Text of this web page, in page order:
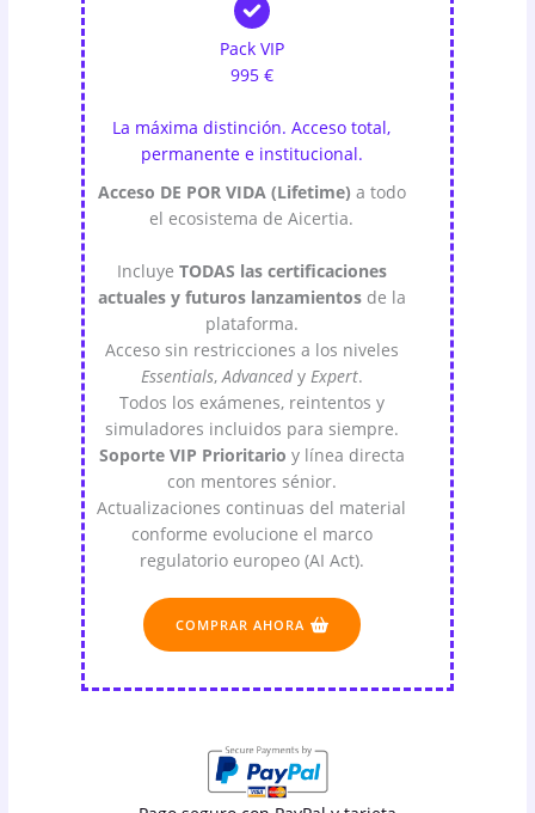
Pack VIP
995 €
La máxima distinción. Acceso total,
permanente e institucional.
Acceso DE POR VIDA (Lifetime) a todo
el ecosistema de Aicertia.
Incluye TODAS las certificaciones
actuales y futuros lanzamientosde la
plataforma.
Acceso sin restricciones a los niveles
Essentials,Advancedy Expert.
Todos los exámenes, reintentos y
simuladores incluidos para siempre.
Soporte VIP Prioritario y línea directa
con mentores sénior.
Actualizaciones continuas del material
conforme evolucione el marco
regulatorio europeo (AI Act).
COMPRAR AHORA